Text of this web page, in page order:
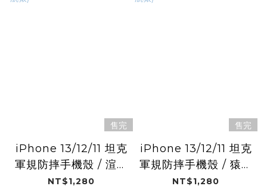
售完
iPhone 13/12/11 坦克
軍規防摔手機殼 / 渲染
氛圍 (桃園璞園領航
NT$1,280
售完
iPhone 13/12/11 坦克
軍規防摔手機殼 / 猿氣
星空 (桃園璞園領航
NT$1,280